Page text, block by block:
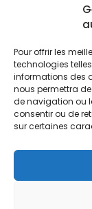
Pour offrir les
technologies
informations des
nous permettra
de navigation ou
consentir ou de
sur certaines
Maison